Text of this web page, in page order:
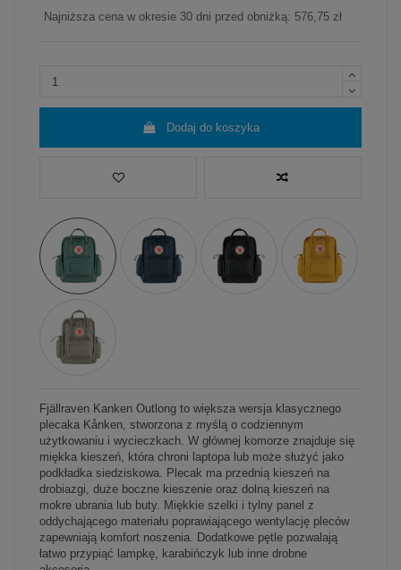
Najniższa cena w okresie 30 dni przed obniżką: 576,75 zł
Dodaj do koszyka
Fjällraven Kanken Outlong to większa wersja klasycznego
plecaka Kånken, stworzona z myślą o codziennym
użytkowaniu i wycieczkach. W głównej komorze znajduje się
miękka kieszeń, która chroni laptopa lub może służyć jako
podkładka siedziskowa. Plecak ma przednią kieszeń na
drobiazgi, duże boczne kieszenie oraz dolną kieszeń na
mokre ubrania lub buty. Miękkie szelki i tylny panel z
oddychającego materiału poprawiającego wentylację pleców
zapewniają komfort noszenia. Dodatkowe pętle pozwalają
łatwo przypiąć lampkę, karabińczyk lub inne drobne